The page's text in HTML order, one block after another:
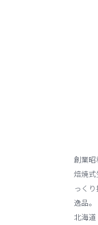
創業昭
焙焼
っく
逸品。
北海